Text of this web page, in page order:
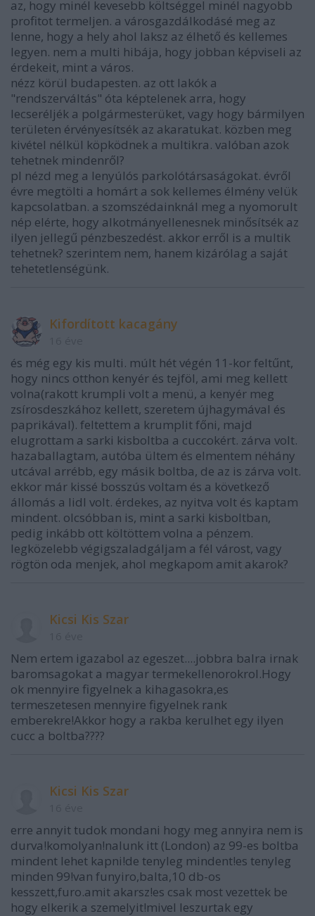
az, hogy minél kevesebb költséggel minél nagyobb
profitot termeljen. a városgazdálkodásé meg az
lenne, hogy a hely ahol laksz az élhető és kellemes
legyen. nem a multi hibája, hogy jobban képviseli az
érdekeit, mint a város.
nézz körül budapesten. az ott lakók a
"rendszerváltás" óta képtelenek arra, hogy
lecseréljék a polgármesterüket, vagy hogy bármilyen
területen érvényesítsék az akaratukat. közben meg
kivétel nélkül köpködnek a multikra. valóban azok
tehetnek mindenről?
pl nézd meg a lenyúlós parkolótársaságokat. évről
évre megtölti a homárt a sok kellemes élmény velük
kapcsolatban. a szomszédainknál meg a nyomorult
nép elérte, hogy alkotmányellenesnek minősítsék az
ilyen jellegű pénzbeszedést. akkor erről is a multik
tehetnek? szerintem nem, hanem kizárólag a saját
tehetetlenségünk.
Kifordított kacagány
és még egy kis multi. múlt hét végén 11-kor feltűnt,
hogy nincs otthon kenyér és tejföl, ami meg kellett
volna(rakott krumpli volt a menü, a kenyér meg
zsírosdeszkához kellett, szeretem újhagymával és
paprikával). feltettem a krumplit főni, majd
elugrottam a sarki kisboltba a cuccokért. zárva volt.
hazaballagtam, autóba ültem és elmentem néhány
utcával arrébb, egy másik boltba, de az is zárva volt.
ekkor már kissé bosszús voltam és a következő
állomás a lidl volt. érdekes, az nyitva volt és kaptam
mindent. olcsóbban is, mint a sarki kisboltban,
pedig inkább ott költöttem volna a pénzem.
legközelebb végigszaladgáljam a fél várost, vagy
rögtön oda menjek, ahol megkapom amit akarok?
Kicsi Kis Szar
Nem ertem igazabol az egeszet....jobbra balra irnak
baromsagokat a magyar termekellenorokrol.Hogy
ok mennyire figyelnek a kihagasokra,es
termeszetesen mennyire figyelnek rank
emberekre!Akkor hogy a rakba kerulhet egy ilyen
cucc a boltba????
Kicsi Kis Szar
erre annyit tudok mondani hogy meg annyira nem is
durva!komolyan!nalunk itt (London) az 99-es boltba
mindent lehet kapni!de tenyleg mindent!es tenyleg
minden 99!van funyiro,balta,10 db-os
kesszett,furo.amit akarsz!es csak most vezettek be
hogy elkerik a szemelyit!mivel leszurtak egy